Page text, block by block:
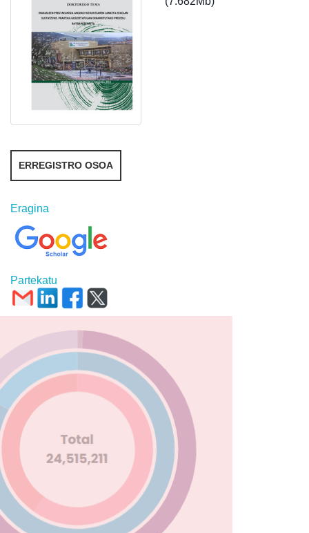
ERREGISTRO OSOA
Eragina
Partekatu